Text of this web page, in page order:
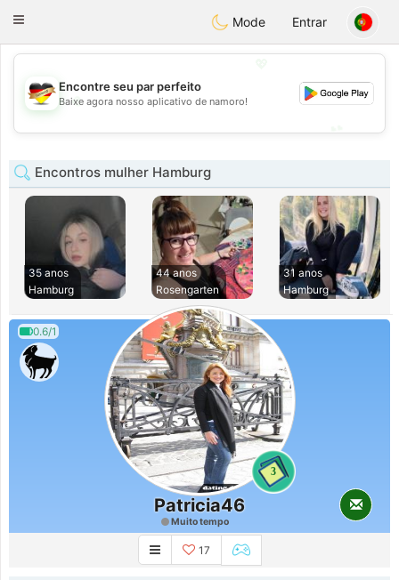
DeutschDating
Toggle
Mode Entrar
💖
💕
Encontre seu par perfeito
Baixe agora nosso aplicativo de namoro!
Encontros mulher Hamburg
35 anos
Hamburg
44 anos
Rosengarten
31 anos
Hamburg
0.6/1
3
Patricia46
Muito tempo
17